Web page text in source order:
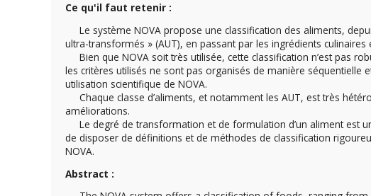
Ce qu'il faut retenir :
Le système NOVA propose une classification des aliments,
ultra-transformés » (AUT), en passant par les ingrédients
Bien que NOVA soit très utilisée, cette classification n’est pas
les critères utilisés ne sont pas organisés de manière séquentielle
utilisation scientifique de NOVA.
Chaque classe d’aliments, et notamment les AUT, est très
améliorations.
Le degré de transformation et de formulation d’un aliment est
de disposer de définitions et de méthodes de classification
NOVA.
Abstract :